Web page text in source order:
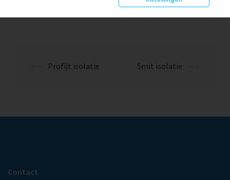
Profijt isolatie Smit isolatie
Contact